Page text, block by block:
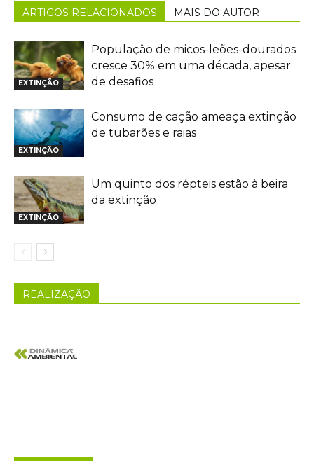
ARTIGOS RELACIONADOS MAIS DO AUTOR
EXTINÇÃO
População de micos-leões-dourados
cresce 30% em uma década, apesar
de desafios
EXTINÇÃO
Consumo de cação ameaça extinção
de tubarões e raias
EXTINÇÃO
Um quinto dos répteis estão à beira
da extinção
REALIZAÇÃO